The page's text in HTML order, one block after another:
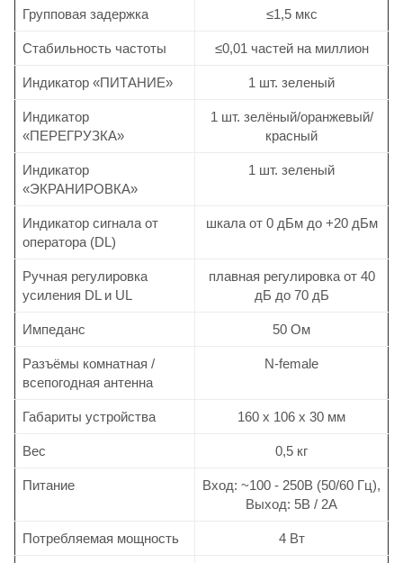
Групповая задержка ≤1,5 мкс
Стабильность частоты ≤0,01 частей на миллион
Индикатор «ПИТАНИЕ» 1 шт. зеленый
Индикатор
«ПЕРЕГРУЗКА»
1 шт. зелёный/оранжевый/
красный
Индикатор
«ЭКРАНИРОВКА»
1 шт. зеленый
Индикатор сигнала от
оператора (DL)
шкала от 0 дБм до +20 дБм
Ручная регулировка
усиления DL и UL
плавная регулировка от 40
дБ до 70 дБ
Импеданс 50 Ом
Разъёмы комнатная /
всепогодная антенна
N-female
Габариты устройства 160 х 106 х 30 мм
Вес 0,5 кг
Питание
Вход: ~100 - 250В (50/60 Гц),
Выход: 5В / 2А
Потребляемая мощность 4 Вт